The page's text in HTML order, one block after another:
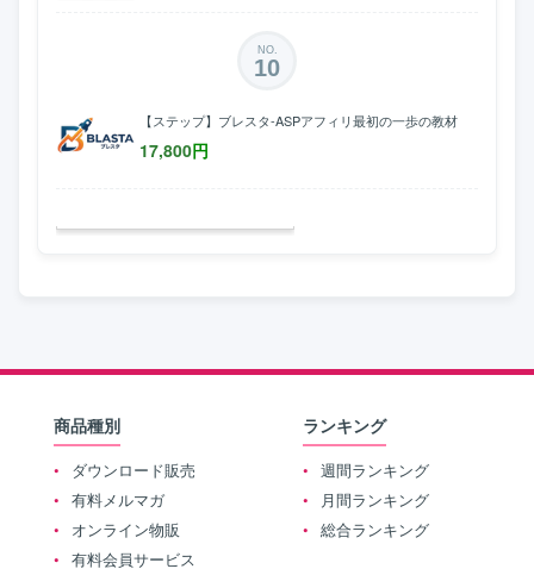
NO.
10
【ステップ】ブレスタ-ASPアフィリ最初の一歩の教材
17,800円
商品種別
ダウンロード販売
有料メルマガ
オンライン物販
有料会員サービス
ランキング
週間ランキング
月間ランキング
総合ランキング